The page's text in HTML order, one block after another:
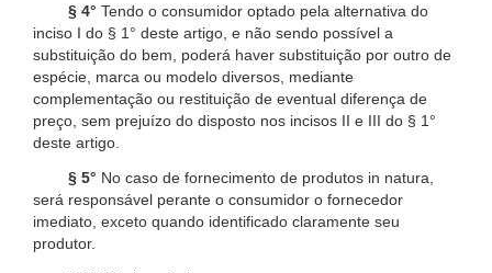
§ 4° Tendo o consumidor optado pela alternativa do
inciso I do § 1° deste artigo, e não sendo possível a
substituição do bem, poderá haver substituição por outro de
espécie, marca ou modelo diversos, mediante
complementação ou restituição de eventual diferença de
preço, sem prejuízo do disposto nos incisos II e III do § 1°
deste artigo.
§ 5° No caso de fornecimento de produtos in natura,
será responsável perante o consumidor o fornecedor
imediato, exceto quando identificado claramente seu
produtor.